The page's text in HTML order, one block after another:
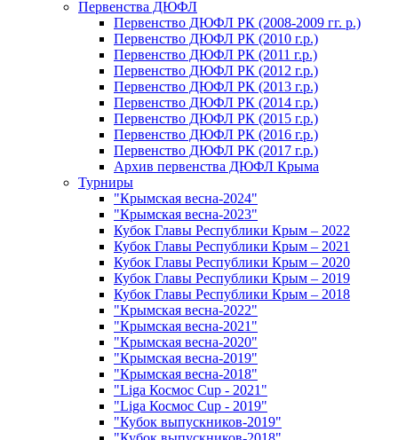
Первенства ДЮФЛ
Первенство ДЮФЛ РК (2008-2009 гг. р.)
Первенство ДЮФЛ РК (2010 г.р.)
Первенство ДЮФЛ РК (2011 г.р.)
Первенство ДЮФЛ РК (2012 г.р.)
Первенство ДЮФЛ РК (2013 г.р.)
Первенство ДЮФЛ РК (2014 г.р.)
Первенство ДЮФЛ РК (2015 г.р.)
Первенство ДЮФЛ РК (2016 г.р.)
Первенство ДЮФЛ РК (2017 г.р.)
Архив первенства ДЮФЛ Крыма
Турниры
"Крымская весна-2024"
"Крымская весна-2023"
Кубок Главы Республики Крым – 2022
Кубок Главы Республики Крым – 2021
Кубок Главы Республики Крым – 2020
Кубок Главы Республики Крым – 2019
Кубок Главы Республики Крым – 2018
"Крымская весна-2022"
"Крымская весна-2021"
"Крымская весна-2020"
"Крымская весна-2019"
"Крымская весна-2018"
"Liga Космос Cup - 2021"
"Liga Космос Cup - 2019"
"Кубок выпускников-2019"